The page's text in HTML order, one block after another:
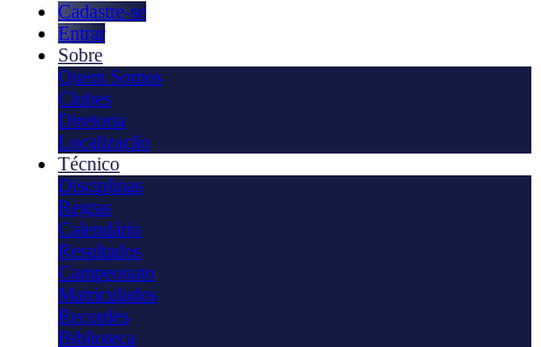
Cadastre-se
Entrar
Sobre
Quem Somos
Clubes
Diretoria
Localização
Técnico
Disciplinas
Regras
Calendário
Resultados
Campeonato
Matriculados
Recordes
Biblioteca